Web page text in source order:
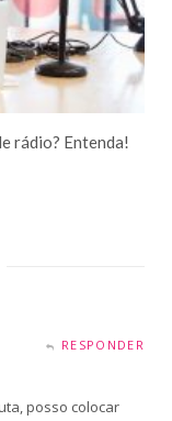
rádio? Entenda!
RESPONDER
posso colocar